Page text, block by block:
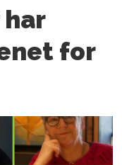
har
for